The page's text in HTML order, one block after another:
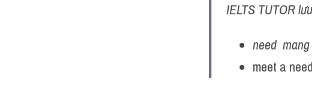
IELTS TUTOR
need  mang
meet a